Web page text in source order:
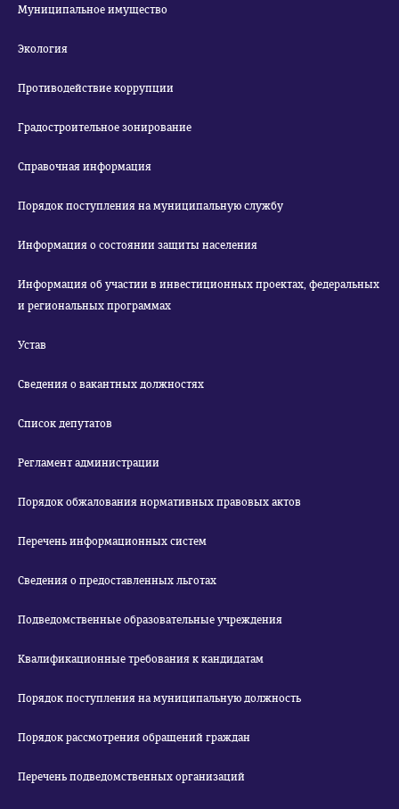
Муниципальное имущество
Экология
Противодействие коррупции
Градостроительное зонирование
Справочная информация
Порядок поступления на муниципальную службу
Информация о состоянии защиты населения
Информация об участии в инвестиционных проектах, федеральных
и региональных программах
Устав
Сведения о вакантных должностях
Список депутатов
Регламент администрации
Порядок обжалования нормативных правовых актов
Перечень информационных систем
Сведения о предоставленных льготах
Подведомственные образовательные учреждения
Квалификационные требования к кандидатам
Порядок поступления на муниципальную должность
Порядок рассмотрения обращений граждан
Перечень подведомственных организаций